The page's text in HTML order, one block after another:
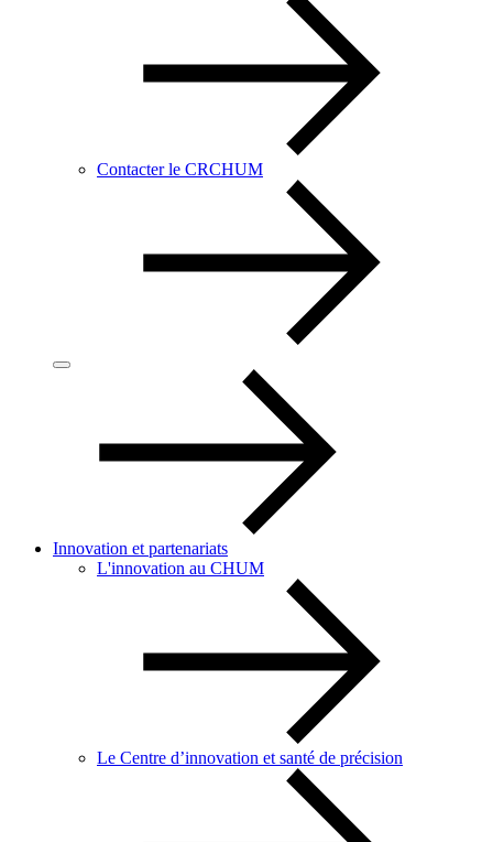
Contacter le CRCHUM
Innovation et partenariats
L'innovation au CHUM
Le Centre d’innovation et santé de précision